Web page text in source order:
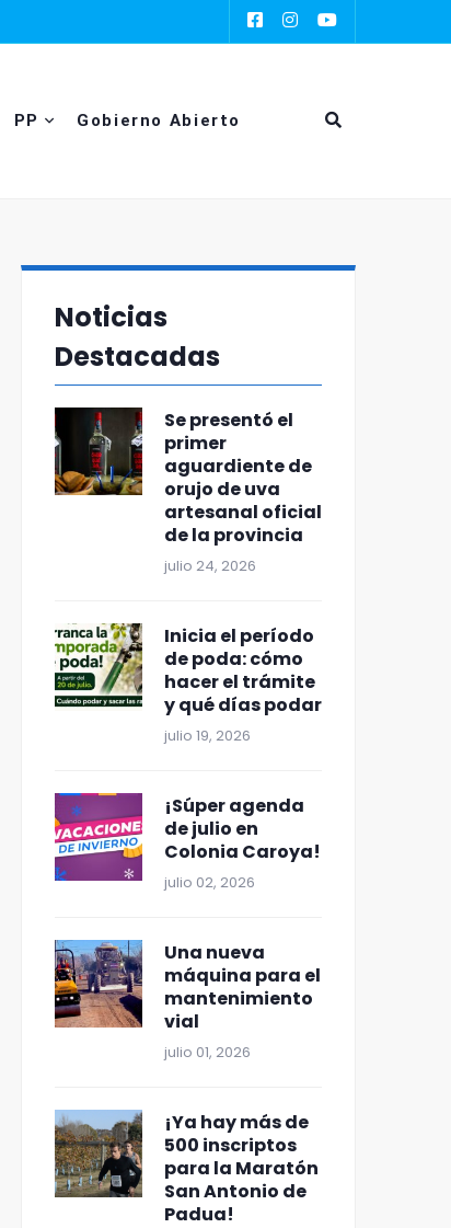
PP Gobierno Abierto
Noticias
Destacadas
Se presentó el
primer
aguardiente de
orujo de uva
artesanal oficial
de la provincia
julio 24, 2026
Inicia el período
de poda: cómo
hacer el trámite
y qué días podar
julio 19, 2026
¡Súper agenda
de julio en
Colonia Caroya!
julio 02, 2026
Una nueva
máquina para el
mantenimiento
vial
julio 01, 2026
¡Ya hay más de
500 inscriptos
para la Maratón
San Antonio de
Padua!